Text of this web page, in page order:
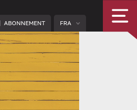
ABONNEMENT FRA